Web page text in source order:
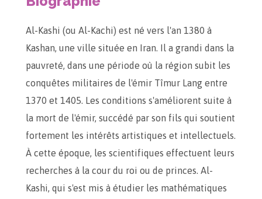
Al-Kashi (ou Al-Kachi) est né vers l'an 1380 à
Kashan, une ville située en Iran. Il a grandi dans la
pauvreté, dans une période où la région subit les
conquêtes militaires de l'émir Tîmur Lang entre
1370 et 1405. Les conditions s'améliorent suite à
la mort de l'émir, succédé par son fils qui soutient
fortement les intérêts artistiques et intellectuels.
À cette époque, les scientifiques effectuent leurs
recherches à la cour du roi ou de princes. Al-
Kashi, qui s'est mis à étudier les mathématiques